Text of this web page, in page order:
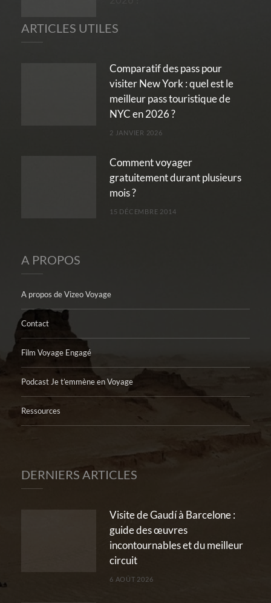
ARTICLES UTILES
Comparatif des pass pour
visiter New York : quel est le
meilleur pass touristique de
NYC en 2026 ?
2 JANVIER 2026
Comment voyager
gratuitement durant plusieurs
mois ?
15 DÉCEMBRE 2014
A PROPOS
A propos de Vizeo Voyage
Contact
Film Voyage Engagé
Podcast Je t’emmène en Voyage
Ressources
DERNIERS ARTICLES
Visite de Gaudí à Barcelone :
guide des œuvres
incontournables et du meilleur
circuit
6 AOÛT 2026